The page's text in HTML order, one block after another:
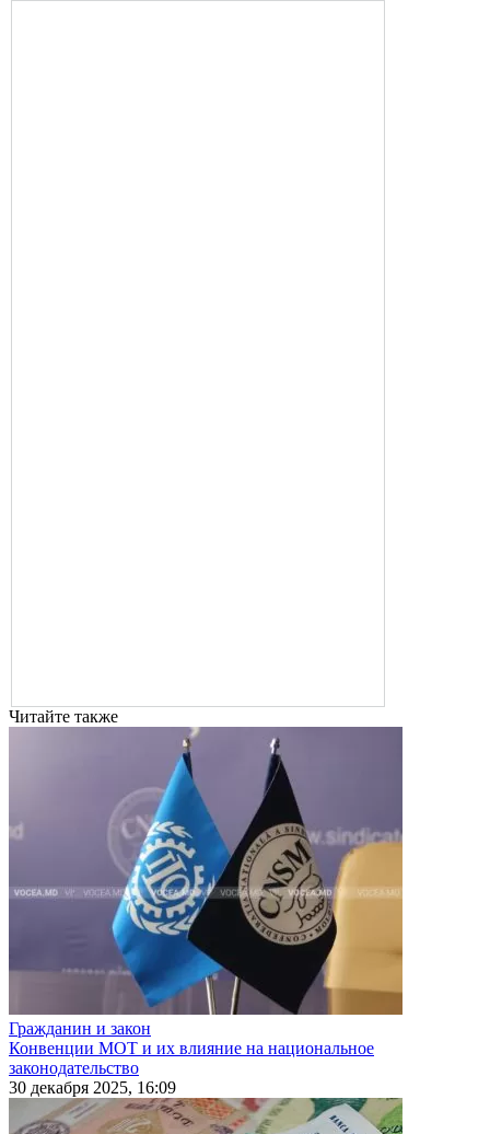
Читайте также
Гражданин и закон
Конвенции МОТ и их влияние на национальное
законодательство
30 декабря 2025, 16:09